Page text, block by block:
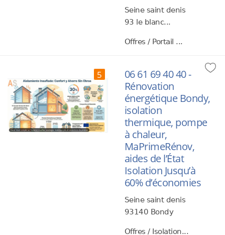
Seine saint denis
93 le blanc...
Offres / Portail ...
5
06 61 69 40 40 -
Rénovation
énergétique Bondy,
isolation
thermique, pompe
à chaleur,
MaPrimeRénov,
aides de l’État
Isolation Jusqu’à
60% d’économies
Seine saint denis
93140 Bondy
Offres / Isolation...